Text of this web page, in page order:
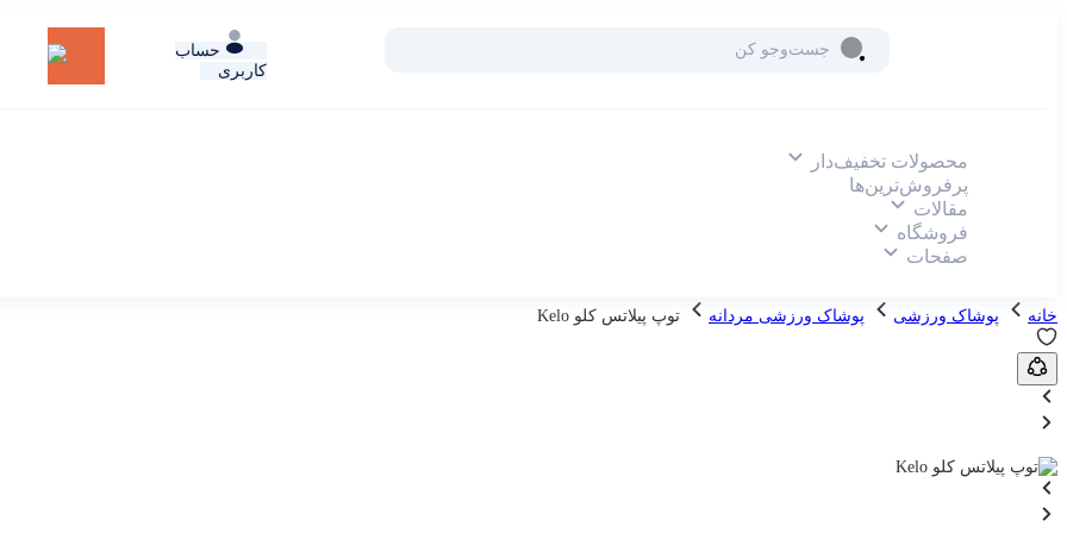
حساب
کاربری
محصولات تخفیف‌دار
پرفروش‌ترین‌ها
مقالات
فروشگاه
صفحات
خانه پوشاک ورزشی پوشاک ورزشی مردانه توپ پیلاتس کلو Kelo